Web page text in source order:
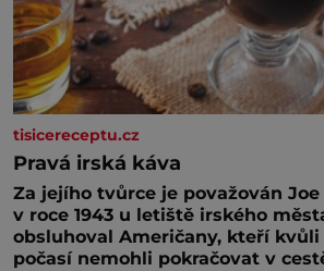
tisicereceptu.cz
Pravá irská káva
Za jejího tvůrce je považován
v roce 1943 u letiště irského
obsluhoval Američany, kteří
počasí nemohli pokračovat v cestě. Povzbudil